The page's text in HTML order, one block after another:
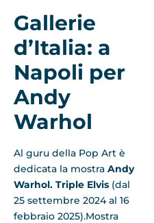
Gallerie
d’Italia: a
Napoli per
Andy
Warhol
Al guru della Pop Art è
dedicata la mostra Andy
Warhol. Triple Elvis (dal
25 settembre 2024 al 16
febbraio 2025).Mostra